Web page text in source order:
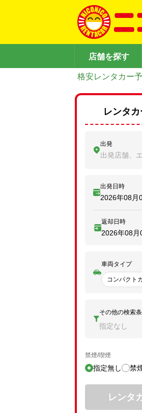
店舗を探す
格安レンタカー
レンタ
出発
出発店舗、
出発日時
2026年08月
返却日時
2026年08月
車両タイプ
コンパクト
その他の検索
指定なし
禁煙/喫煙
指定無し 禁
レンタ